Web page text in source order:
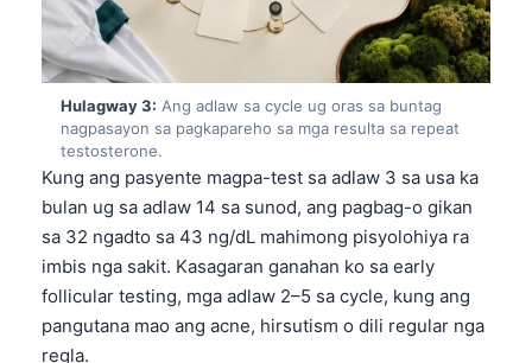
Hulagway 3: Ang adlaw sa cycle ug oras sa buntag
nagpasayon sa pagkapareho sa mga resulta sa repeat
testosterone.
Kung ang pasyente magpa-test sa adlaw 3 sa usa ka
bulan ug sa adlaw 14 sa sunod, ang pagbag-o gikan
sa 32 ngadto sa 43 ng/dL mahimong pisyolohiya ra
imbis nga sakit. Kasagaran ganahan ko sa early
follicular testing, mga adlaw 2–5 sa cycle, kung ang
pangutana mao ang acne, hirsutism o dili regular nga
regla.